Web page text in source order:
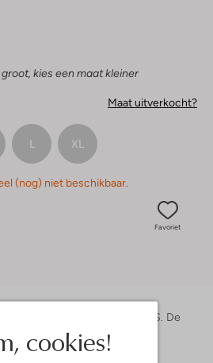
cookies!
kies een maat kleiner
Maat uitverkocht?
L XL
(nog) niet beschikbaar.
Favoriet
meter 72 lang en draagt maat S. De